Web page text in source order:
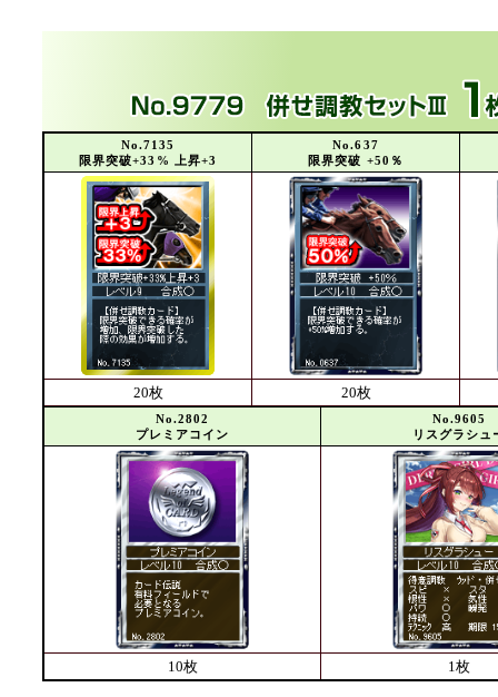
No.7135
限界突破+33% 上昇+3
No.637
限界突破 +50％
20枚 20枚
No.2802
プレミアコイン
No.9605
リスグラシュ
10枚 1枚